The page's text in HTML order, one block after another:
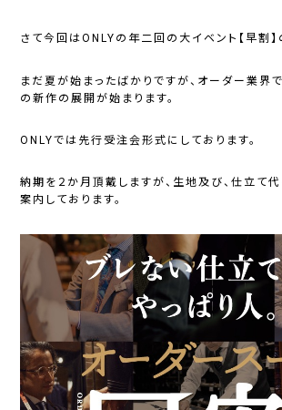
さて今回はONLYの年二回の大イベント【早割】
まだ夏が始まったばかりですが、オーダー業界
の新作の展開が始まります。
ONLYでは先行受注会形式にしております。
納期を２か月頂戴しますが、生地及び、仕立て
案内しております。